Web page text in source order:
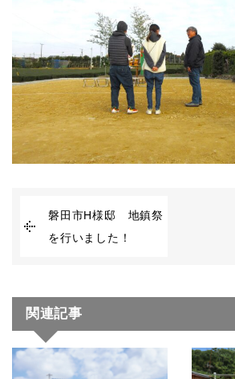
磐田市H様邸 地鎮祭
を行いました！
関連記事